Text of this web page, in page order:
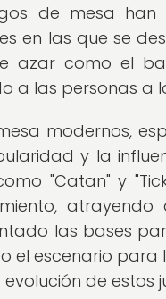
de mesa han
en las que se
azar como el
a las personas a
modernos,
y la
"Catan" y
las bases
el escenario
de estos